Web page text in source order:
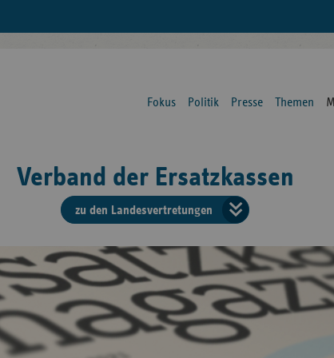
Fokus Politik Presse Themen
Verband der Ersatzkassen
zu den Landesvertretungen
der